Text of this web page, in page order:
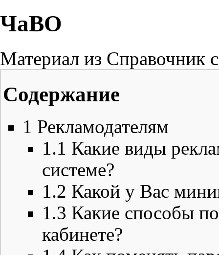
ЧаВО
Материал из Справочник
Содержание
1 Рекламодателям
1.1 Какие виды
системе?
1.2 Какой у Вас
1.3 Какие способы
кабинете?